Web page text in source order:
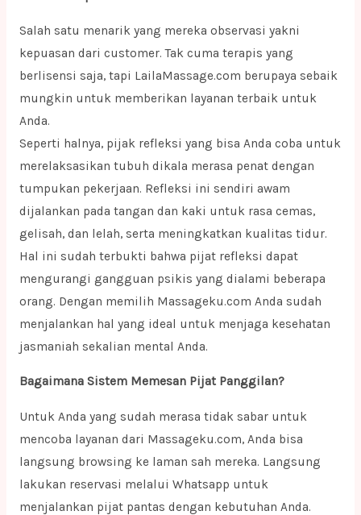
Salah satu menarik yang mereka observasi yakni
kepuasan dari customer. Tak cuma terapis yang
berlisensi saja, tapi LailaMassage.com berupaya sebaik
mungkin untuk memberikan layanan terbaik untuk
Anda.
Seperti halnya, pijak refleksi yang bisa Anda coba untuk
merelaksasikan tubuh dikala merasa penat dengan
tumpukan pekerjaan. Refleksi ini sendiri awam
dijalankan pada tangan dan kaki untuk rasa cemas,
gelisah, dan lelah, serta meningkatkan kualitas tidur.
Hal ini sudah terbukti bahwa pijat refleksi dapat
mengurangi gangguan psikis yang dialami beberapa
orang. Dengan memilih Massageku.com Anda sudah
menjalankan hal yang ideal untuk menjaga kesehatan
jasmaniah sekalian mental Anda.
Bagaimana Sistem Memesan Pijat Panggilan?
Untuk Anda yang sudah merasa tidak sabar untuk
mencoba layanan dari Massageku.com, Anda bisa
langsung browsing ke laman sah mereka. Langsung
lakukan reservasi melalui Whatsapp untuk
menjalankan pijat pantas dengan kebutuhan Anda.